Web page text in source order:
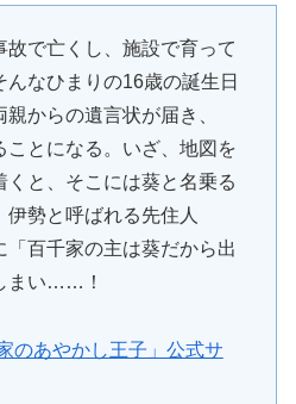
で亡くし、施設で育って
んなひまりの16歳の誕生日
からの遺言状が届き、
ことになる。いざ、地図を
くと、そこには葵と名乗る
勢と呼ばれる先住人
百千家の主は葵だから出
まい……！
のあやかし王子」公式サ